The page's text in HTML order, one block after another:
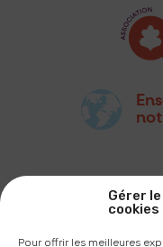
Gérer
cookies
Pour offrir les meilleures